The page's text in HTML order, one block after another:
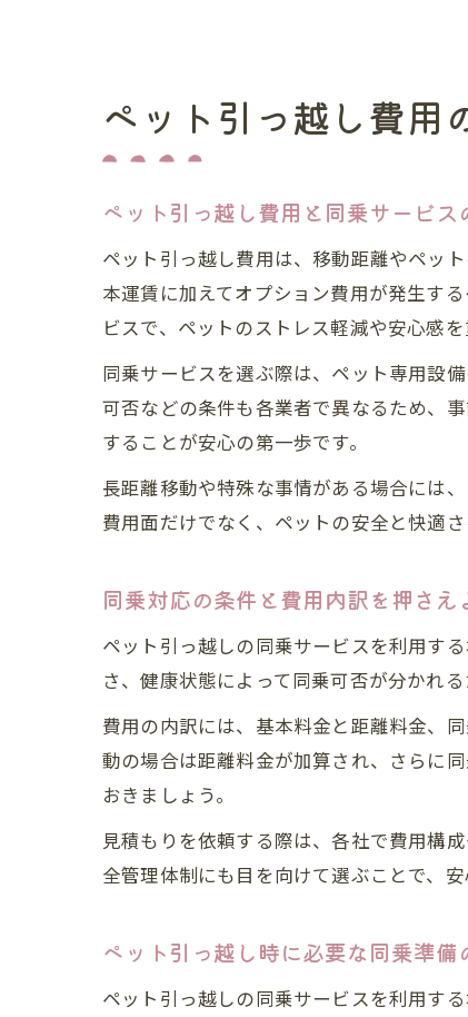
ペット引っ越し費用
ペット引っ越し費用と同乗サービス
ペット引っ越し費用は、移動距離やペッ
本運賃に加えてオプション費用が発生す
ビスで、ペットのストレス軽減や安心感
同乗サービスを選ぶ際は、ペット専用設
可否などの条件も各業者で異なるため、
することが安心の第一歩です。
長距離移動や特殊な事情がある場合には
費用面だけでなく、ペットの安全と快適
同乗対応の条件と費用内訳を押さえ
ペット引っ越しの同乗サービスを利用す
さ、健康状態によって同乗可否が分かれ
費用の内訳には、基本料金と距離料金、
動の場合は距離料金が加算され、さらに
おきましょう。
見積もりを依頼する際は、各社で費用構
全管理体制にも目を向けて選ぶことで、
ペット引っ越し時に必要な同乗準備
ペット引っ越しの同乗サービスを利用す